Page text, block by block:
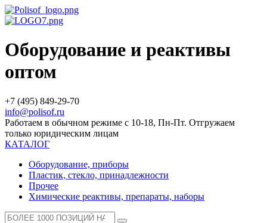
Оборудование и реактивы
оптом
+7 (495) 849-29-70
info@polisof.ru
Работаем в обычном режиме с 10-18, Пн-Пт. Отгружаем
только юридическим лицам
КАТАЛОГ
Оборудование, приборы
Пластик, стекло, принадлежности
Прочее
Химические реактивы, препараты, наборы